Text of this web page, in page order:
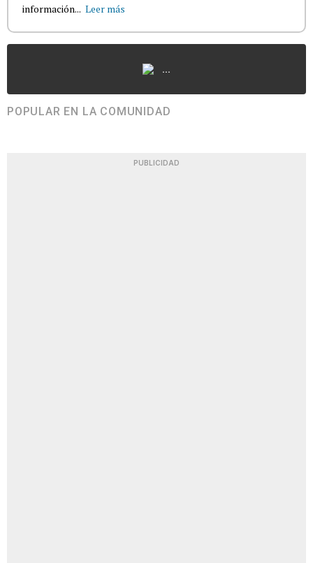
información... Leer más
...
POPULAR EN LA COMUNIDAD
PUBLICIDAD